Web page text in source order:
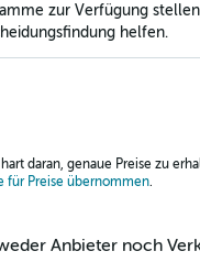
zur Verfügung
helfen.
daran, genaue Preise zu
für Preise übernommen.
Anbieter noch